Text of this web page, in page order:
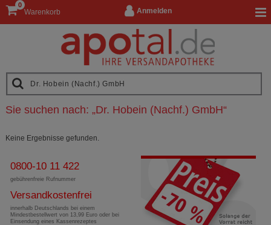
Anmelden
Warenkorb
0
Sie suchen nach: „Dr. Hobein (Nachf.) GmbH“
Keine Ergebnisse gefunden.
0800-10 11 422
gebührenfreie Rufnummer
Versandkostenfrei
innerhalb Deutschlands bei einem
Mindestbestellwert von 13,99 Euro oder bei
Einsendung eines Kassenrezeptes